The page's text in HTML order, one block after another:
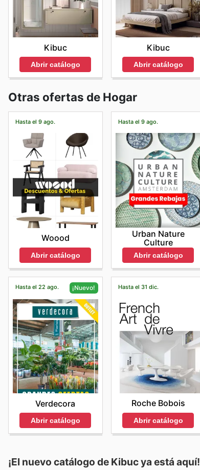
Kibuc
Abrir catálogo
Kibuc
Abrir catálogo
Otras ofertas de Hogar
Hasta el 9 ago.
Woood
Abrir catálogo
Hasta el 9 ago.
Urban Nature
Culture
Abrir catálogo
Hasta el 22 ago. ¡Nuevo!
Verdecora
Abrir catálogo
Hasta el 31 dic.
Roche Bobois
Abrir catálogo
¡El nuevo catálogo de Kibucya está aquí!